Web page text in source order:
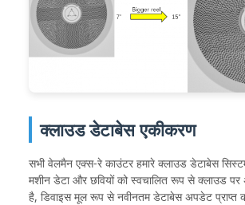
क्लाउड डेटाबेस एकीकरण
सभी वेलमैन एक्स-रे काउंटर हमारे क्लाउड डेटाबेस
मशीन डेटा और छवियों को स्वचालित रूप से क्लाउड पर
है, डिवाइस मूल रूप से नवीनतम डेटाबेस अपडेट प्राप्त